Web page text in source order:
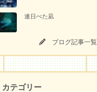
連日べた凪
ブログ記事一覧
テゴリー